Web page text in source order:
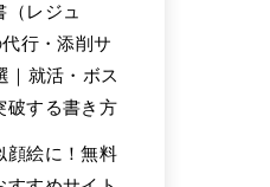
（レジュ
行・添削サ
｜就活・ボス
破する書き方
顔絵に！無料